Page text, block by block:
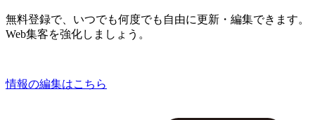
無料登録で、いつでも何度でも自由に更新・編集できます。
Web集客を強化しましょう。
情報の編集はこちら